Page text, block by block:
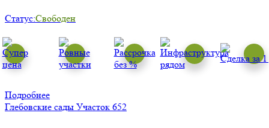
Статус:Свободен
Подробнее
Глебовские сады Участок 652